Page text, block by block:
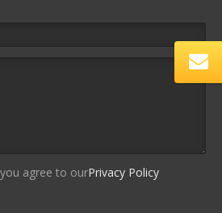
agree to ourPrivacy Policy